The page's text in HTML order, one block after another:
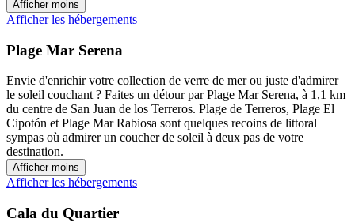
Afficher moins
Afficher les hébergements
Plage Mar Serena
Envie d'enrichir votre collection de verre de mer ou juste d'admirer
le soleil couchant ? Faites un détour par Plage Mar Serena, à 1,1 km
du centre de San Juan de los Terreros. Plage de Terreros, Plage El
Cipotón et Plage Mar Rabiosa sont quelques recoins de littoral
sympas où admirer un coucher de soleil à deux pas de votre
destination.
Afficher moins
Afficher les hébergements
Cala du Quartier